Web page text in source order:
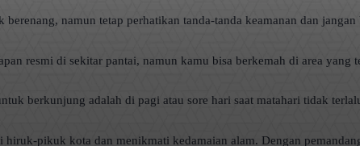
berenang, namun tetap perhatikan tanda-tanda keamanan dan
resmi di sekitar pantai, namun kamu bisa berkemah di area yang
berkunjung adalah di pagi atau sore hari saat matahari tidak
pikuk kota dan menikmati kedamaian alam. Dengan